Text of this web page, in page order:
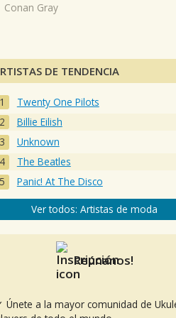
Conan Gray
DE TENDENCIA
Twenty One Pilots
Billie Eilish
Unknown
The Beatles
Panic! At The Disco
Ver todos: Artistas de moda
Reúnanos!
Únete a la mayor comunidad de